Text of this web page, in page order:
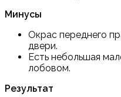
Минусы
Окрас переднего
двери.
Есть небольшая
лобовом.
Результат